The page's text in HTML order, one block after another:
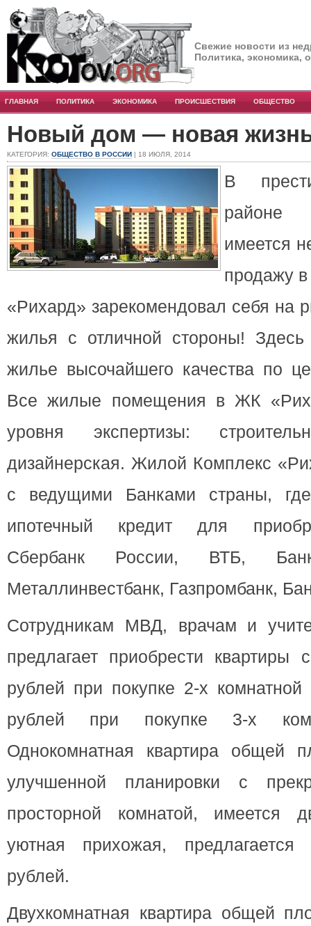
Свежие новости из
Политика, экономика,
ГЛАВНАЯ ПОЛИТИКА ЭКОНОМИКА ПРОИСШЕСТВИЯ ОБЩЕСТВО
Новый дом — новая
КАТЕГОРИЯ: ОБЩЕСТВО В РОССИИ | 18 ИЮЛЯ, 2014
В
районе
имеется
продажу
«Рихард» зарекомендовал себя на
жилья с отличной стороны!
жилье высочайшего качества по
Все жилые помещения в ЖК
уровня экспертизы:
дизайнерская. Жилой Комплекс
с ведущими Банками страны,
ипотечный кредит для
Сбербанк России, ВТБ,
Металлинвестбанк, Газпромбанк,
Сотрудникам МВД, врачам и
предлагает приобрести квартиры
рублей при покупке 2-х
рублей при покупке 3-х
Однокомнатная квартира общей
улучшенной планировки с
просторной комнатой, имеется
уютная прихожая,
рублей.
Двухкомнатная квартира общей